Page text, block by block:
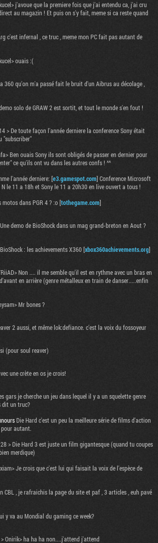
j'avoue que la premiere fois que j'ai entendu ca, j'ai cru
au magazin ! Et puis on s'y fait, meme si ca reste quand
c'est infernal , ce truc , meme mon PC fait pas autant de
ouais :(
360 qu'on m'a passé fait le bruit d'un Aibrus au décolage ,
solo de GRAW 2 est sortit, et tout le monde s'en fout !
> De toute façon l'année derniere la conference Sony était
"subscriber"
Ben ouais Sony ils sont obligés de passer en dernier pour
ce qu'ils ont vu dans les autres confs ! ^^
l'année derniere: [e3.gamespot.com] Conference Microsoft
le 11 a 18h et Sony le 11 a 20h30 en live ouvert a tous !
motos dans PGR 4 ? :o [tothegame.com]
Une demo de BioShock dans un mag grand-breton en Aout ?
BioShock : les achievements X360 [xbox360achievements.org]
Non .... il me semble qu'il est en rythme avec un bras en
en arrière (genre métalleux en train de danser.....enfin
Mr bones ?
2 aussi, et même lok:defiance. c'est la voix du fossoyeur
(pour soul reaver)
une crète en os je crois!
gars je cherche un jeu dans lequel il y a un squelette genre
dit un truc?
Die Hard c'est un peu la meilleure série de films d'action
autant.
> Die Hard 3 est juste un film gigantesque (quand tu coupes
merdique)
xiam> Je crois que c'est lui qui faisait la voix de l'espèce de
CBL , je rafraichis la page du site et paf , 3 articles , euh pavé
y va au Mondial du gaming ce week?
Onirik> ha ha ha non....j'attend j'attend